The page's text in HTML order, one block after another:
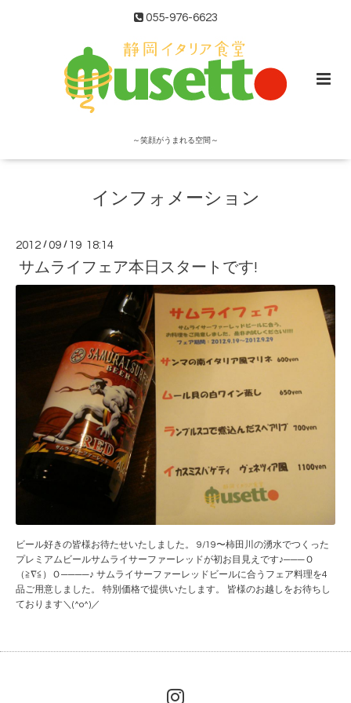
055-976-6623
～笑顔がうまれる空間～
インフォメーション
2012 /09 / 19 18:14
サムライフェア本日スタートです!
ビール好きの皆様お待たせいたしました。 9/19〜柿田川の湧水でつくった
プレミアムビールサムライサーファーレッドが初お目見えです♪───Ｏ
（≧∇≦）Ｏ────♪ サムライサーファーレッドビールに合うフェア料理を4
品ご用意しました。 特別価格で提供いたします。 皆様のお越しをお待ちし
ております＼(^o^)／